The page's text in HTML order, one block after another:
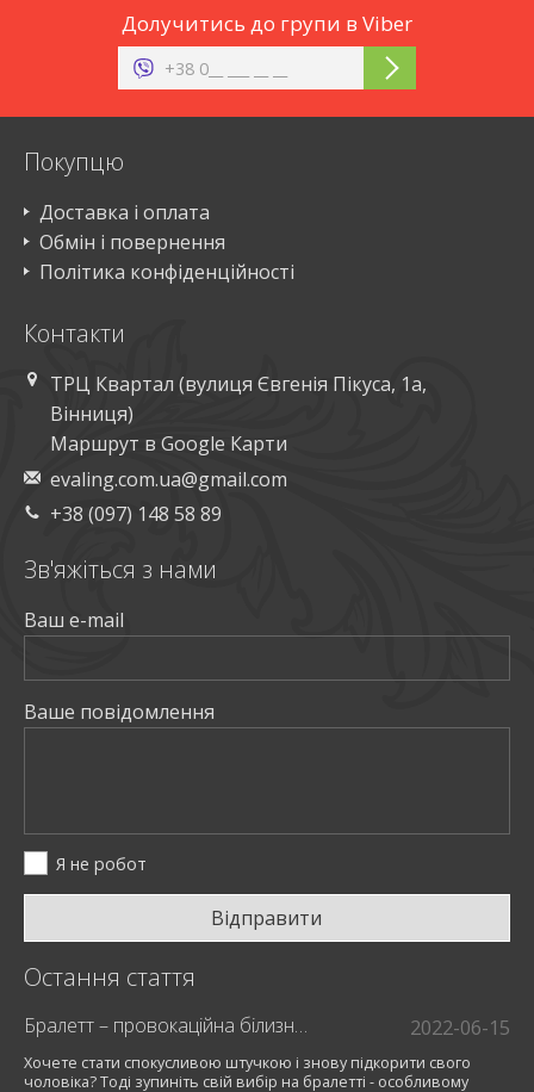
Долучитись до групи в Viber
Покупцю
Доставка і оплата
Обмін і повернення
Політика конфіденційності
Контакти
ТРЦ Квартал (вулиця Євгенія Пікуса, 1а,
Вінниця)
Маршрут в Google Карти
evaling.com.ua@gmail.com
+38 (097) 148 58 89
Остання стаття
Бралетт – провокаційна білизна для модниць 2022-06-15
Хочете стати спокусливою штучкою і знову підкорити свого
чоловіка? Тоді зупиніть свій вибір на бралетті - особливому
Зв'яжiться з нами
Ваш e-mail
Ваше повiдомлення
Я не робот
Відправити